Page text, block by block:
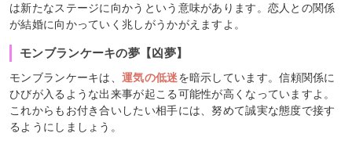
は新たなステージに向かうという意味があります。恋人との関係
が結婚に向かっていく兆しがうかがえますよ。
モンブランケーキの夢【凶夢】
モンブランケーキは、 運気の低迷を暗示しています。信頼関係に
ひびが入るような出来事が起こる可能性が高くなっていますよ。
これからもお付き合いしたい相手には、努めて誠実な態度で接す
るようにしましょう。